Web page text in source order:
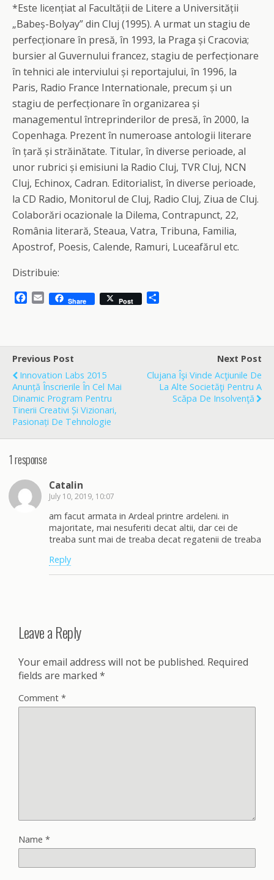
*Este licențiat al Facultății de Litere a Universității
„Babeș-Bolyay” din Cluj (1995). A urmat un stagiu de
perfecționare în presă, în 1993, la Praga și Cracovia;
bursier al Guvernului francez, stagiu de perfecționare
în tehnici ale interviului și reportajului, în 1996, la
Paris, Radio France Internationale, precum și un
stagiu de perfecționare în organizarea și
managementul întreprinderilor de presă, în 2000, la
Copenhaga. Prezent în numeroase antologii literare
în țară și străinătate. Titular, în diverse perioade, al
unor rubrici și emisiuni la Radio Cluj, TVR Cluj, NCN
Cluj, Echinox, Cadran. Editorialist, în diverse perioade,
la CD Radio, Monitorul de Cluj, Radio Cluj, Ziua de Cluj.
Colaborări ocazionale la Dilema, Contrapunct, 22,
România literară, Steaua, Vatra, Tribuna, Familia,
Apostrof, Poesis, Calende, Ramuri, Luceafărul etc.
Distribuie:
b
o
o
k
E
l
Share Post
e
Previous Post
Innovation Labs 2015
Anunță Înscrierile În Cel Mai
Dinamic Program Pentru
Tinerii Creativi Și Vizionari,
Pasionați De Tehnologie
Next Post
Clujana Îşi Vinde Acţiunile De
La Alte Societăţi Pentru A
Scăpa De Insolvenţă
1 response
Catalin
July 10, 2019, 10:07
am facut armata in Ardeal printre ardeleni. in
majoritate, mai nesuferiti decat altii, dar cei de
treaba sunt mai de treaba decat regatenii de treaba
Reply
Leave a Reply
Your email address will not be published. Required
fields are marked *
Comment *
Name *